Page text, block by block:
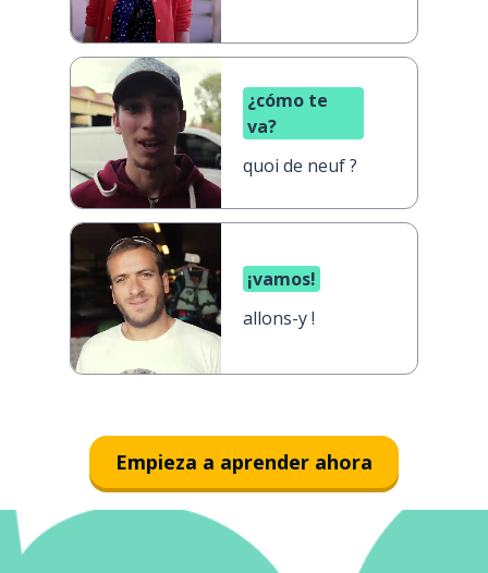
¿cómo te
va?
quoi de neuf ?
¡vamos!
allons-y !
Empieza a aprender ahora